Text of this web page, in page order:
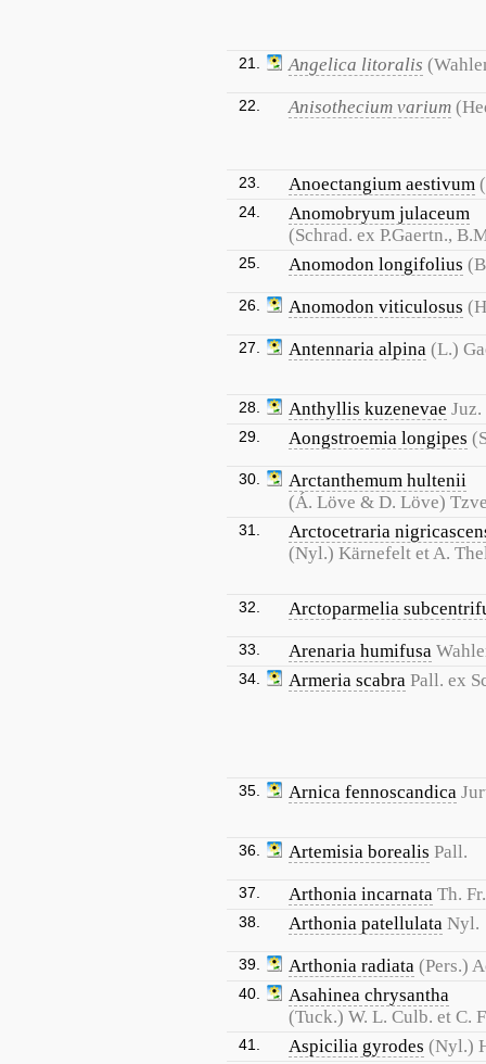
21. Angelica litoralis
22. Anisothecium varium
23. Anoectangium aestivum
24.
Anomobryum julaceum
(Schrad. ex P.Gaertn.,
25. Anomodon longifolius
26. Anomodon viticulosus
27. Antennaria alpina (L.)
28. Anthyllis kuzenevae Juz.
29. Aongstroemia longipes
30.
Arctanthemum hultenii
(Á. Löve & D. Löve)
31.
Arctocetraria
(Nyl.) Kärnefelt et A.
32. Arctoparmelia
33. Arenaria humifusa
34. Armeria scabra Pall. ex
35. Arnica fennoscandica
36. Artemisia borealis Pall.
37. Arthonia incarnata Th.
38. Arthonia patellulata Nyl.
39. Arthonia radiata (Pers.)
40.
Asahinea chrysantha
(Tuck.) W. L. Culb. et C.
41. Aspicilia gyrodes (Nyl.)